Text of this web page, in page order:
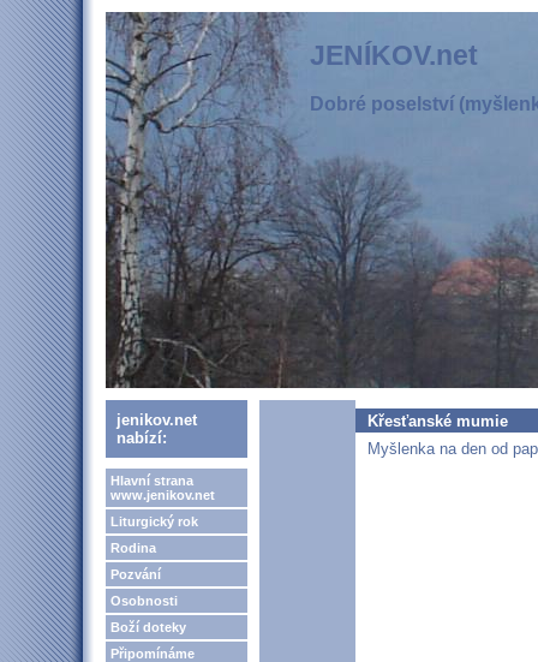
JENÍKOV.net
Dobré poselství
jenikov.net
nabízí:
Hlavní strana
www.jenikov.net
Liturgický rok
Rodina
Pozvání
Osobnosti
Boží doteky
Připomínáme
Křesťanské mumie
Myšlenka na den od